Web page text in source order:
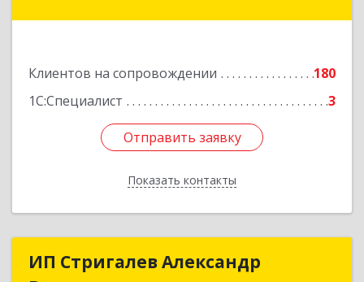
Клиентов на сопровождении
180
1С:Специалист
3
Отправить заявку
Показать контакты
Отправить заявку
Назад
ИП Стригалев Александр
ИП Стригалев Александр